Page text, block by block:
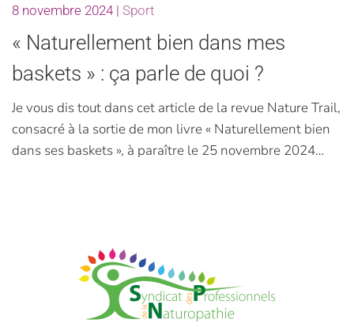
8 novembre 2024| Sport
« Naturellement bien dans mes
baskets » : ça parle de quoi ?
Je vous dis tout dans cet article de la revue Nature Trail,
consacré à la sortie de mon livre « Naturellement bien
dans ses baskets », à paraître le 25 novembre 2024…